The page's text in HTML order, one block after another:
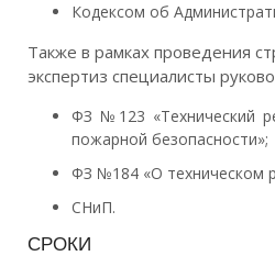
Кодексом об
Также в рамках проведения
экспертиз специалисты
ФЗ №123 «Технический
пожарной безопасности»;
ФЗ №184 «О техническом
СНиП.
СРОКИ